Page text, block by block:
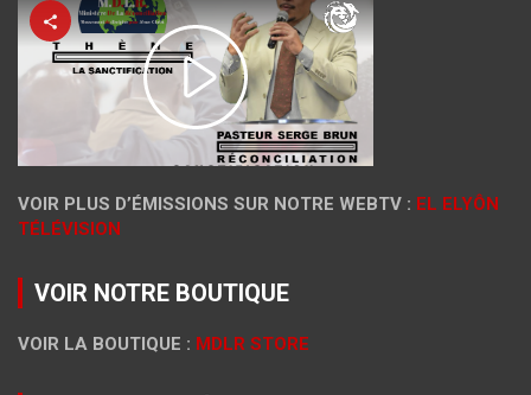
VOIR PLUS D’ÉMISSIONS SUR NOTRE WEBTV : EL ELYÔN
TÉLÉVISION
VOIR NOTRE BOUTIQUE
VOIR LA BOUTIQUE : MDLR STORE